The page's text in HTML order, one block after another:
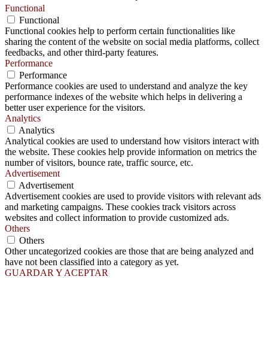
Functional
Functional
Functional cookies help to perform certain functionalities like
sharing the content of the website on social media platforms, collect
feedbacks, and other third-party features.
Performance
Performance
Performance cookies are used to understand and analyze the key
performance indexes of the website which helps in delivering a
better user experience for the visitors.
Analytics
Analytics
Analytical cookies are used to understand how visitors interact with
the website. These cookies help provide information on metrics the
number of visitors, bounce rate, traffic source, etc.
Advertisement
Advertisement
Advertisement cookies are used to provide visitors with relevant ads
and marketing campaigns. These cookies track visitors across
websites and collect information to provide customized ads.
Others
Others
Other uncategorized cookies are those that are being analyzed and
have not been classified into a category as yet.
GUARDAR Y ACEPTAR